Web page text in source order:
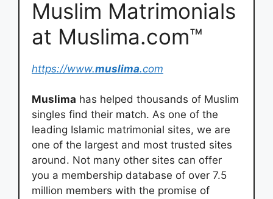
Muslim Matrimonials
at Muslima.com™
https://www.muslima.com
Muslima has helped thousands of Muslim
singles find their match. As one of the
leading Islamic matrimonial sites, we are
one of the largest and most trusted sites
around. Not many other sites can offer
you a membership database of over 7.5
million members with the promise of